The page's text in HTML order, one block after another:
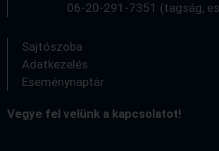
06-20-291-7351 (tagság,
Sajtószoba
Adatkezelés
Eseménynaptár
Vegye fel velünk a kapcsolatot!